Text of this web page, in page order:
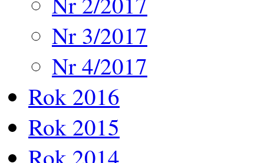
Nr 3/2017
Nr 4/2017
Rok 2016
Rok 2015